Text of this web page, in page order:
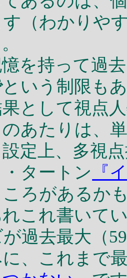
（わかりや
を持って過
という制限も
として視点
あたりは、
設定上、多視
タートン
『
ろがあるか
これ書いて
過去最大（
に、これまで